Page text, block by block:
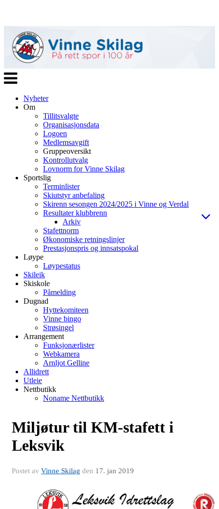
Veksle
navigasjon
Nyheter
Om
Tillitsvalgte
Organisasjonsdata
Logoen
Medlemsavgift
Gruppeoversikt
Kontrollutvalg
Lovnorm for Vinne Skilag
Sportslig
Terminlister
Skiutstyr anbefaling
Skirenn sesongen 2024/2025 i Vinne og Verdal
Resultater klubbrenn
Arkiv
Stafettnorm
Økonomiske retningslinjer
Prestasjonspris og innsatspokal
Løype
Løypestatus
Skileik
Skiskole
Påmelding
Dugnad
Hyttekomiteen
Vinne bingo
Strøsingel
Arrangement
Funksjonærlister
Webkamera
Arnljot Gelline
Allidrett
Utleie
Nettbutikk
Noname Nettbutikk
Miljøtur til KM-stafett i
Leksvik
Postet av Vinne Skilag den 17. jan 2019